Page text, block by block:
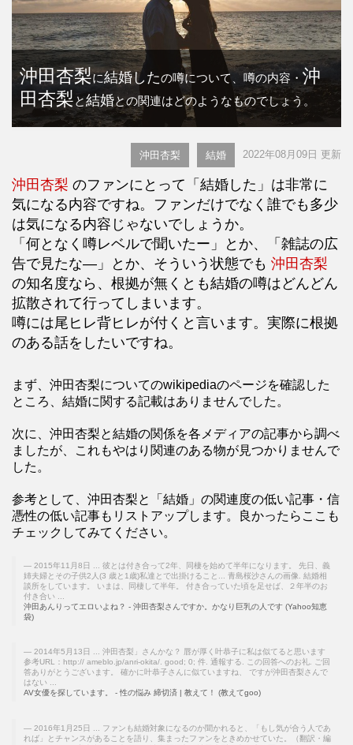
沖田杏梨に結婚したの噂について、噂の内容・ 沖
田杏梨と結婚との関連はどのようなものでしょう。
沖田杏梨 結婚 2022年08月09日 更新
沖田杏梨 のファンにとって「結婚した」は非常に
気になる内容ですね。ファンだけでなく誰でも多少
は気になる内容じゃないでしょうか。
「何となく噂レベルで聞いたー」とか、「雑誌の広
告で見たな―」とか、そういう状態でも 沖田杏梨
の知名度なら、根拠が無くとも結婚の噂はどんどん
拡散されて行ってしまいます。
噂には尾ヒレ背ヒレが付くと言います。実際に根拠
のある話をしたいですね。
まず、沖田杏梨についてのwikipediaのページを確認した
ところ、結婚に関する記載はありませんでした。
次に、沖田杏梨と結婚の関係を各メディアの記事から調べ
ましたが、これもやはり関連のある物が見つかりませんで
した。
参考として、沖田杏梨と「結婚」の関連度の低い記事・信
憑性の低い記事もリストアップします。良かったらここも
チェックしてみてください。
2015年11月8日 ... 彼とは付き合って2年、同棲を始めて半年になります。 先日、義
姉夫婦とその子供2人(3 歳と1歳)私達とで出掛けること... 青島桜沙さんの画像. 結婚相
談所をしています。 いまは、同棲して半年。 付き合っていた頃を足せば、２年半のお
付き合い ...
沖田あんりってエロいよね？ - 沖田杏梨さんですか。かなり巨乳の人です (Yahoo知恵
袋)
2014年5月13日 ... 沖田杏梨」さんかな？ 唇が厚く叶恭子に私は似てると思います
参考URL：http:// ameblo.jp/anri-okita/. good; 0; 件. 通報する. この回答へのお礼. ご回
答ありがとうございます。 確かに叶恭子さんに似ていますね、 ですが沖田杏梨さんで
はない ...
AV女優を探しています。 - 性の悩み 締切済 | 教えて！ (教えてgoo)
2016年1月25日 ... ファンも結婚対象になるのか聞かれると、「もし気が合う人であ
れば」とチャンスがあることを語り、集まったファンをときめかせていた。（翻訳・編